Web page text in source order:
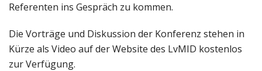
Referenten ins Gespräch zu kommen.
Die Vorträge und Diskussion der Konferenz stehen in
Kürze als Video auf der Website des LvMID kostenlos
zur Verfügung.